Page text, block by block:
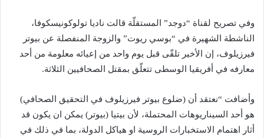
وفي تصريح لقناة “دوجد” المستقلّة قالت ناديا تولوكونيسكوفا،
الناشطة الشهيرة في “بوسي ريوت” والزوجة المنفصلة عن بيوتر
فيرزيلوف، إن الأخير تلقّى قبل يوم واحد من إعيائه معلومة من أحد
معارفه في أفريقيا الوسطى تتعلّق بمقتل الصحافيين الثلاثة.
وأضافت “نعتقد أن (ضلوع بيوتر فيرزيلوف في التحقيق الصحافي)
هو أحد السيناريوهات المحتملة، لأن بيتيا (بيوتر) يمكن ان يكون قد
أثار اهتمام الاستخبارات الروسية او هياكل الدولة، بما في ذلك في